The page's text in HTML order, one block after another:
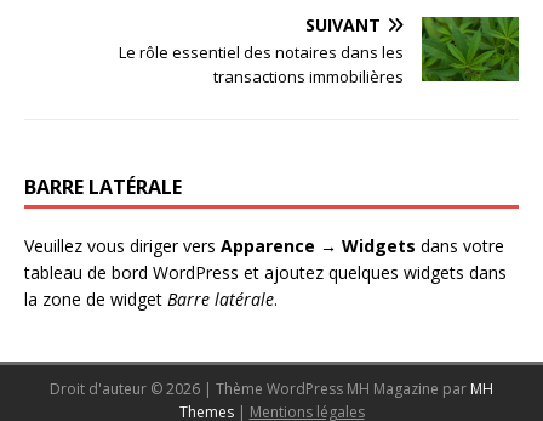
SUIVANT
Le rôle essentiel des notaires dans les
transactions immobilières
BARRE LATÉRALE
Veuillez vous diriger vers Apparence → Widgets dans votre
tableau de bord WordPress et ajoutez quelques widgets dans
la zone de widget Barre latérale.
Droit d'auteur © 2026 | Thème WordPress MH Magazine par MH
Themes | Mentions légales